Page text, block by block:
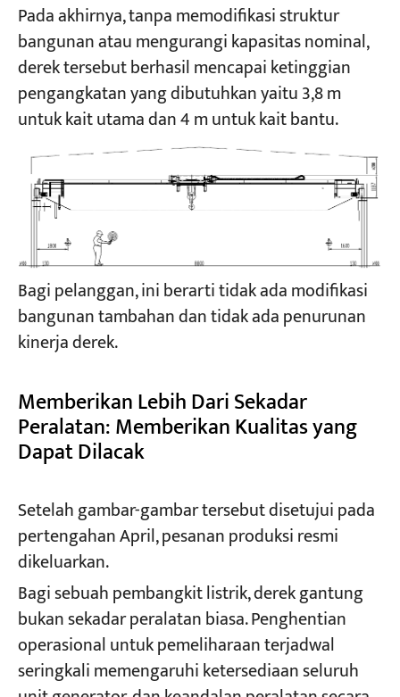
Pada akhirnya, tanpa memodifikasi struktur
bangunan atau mengurangi kapasitas nominal,
derek tersebut berhasil mencapai ketinggian
pengangkatan yang dibutuhkan yaitu 3,8 m
untuk kait utama dan 4 m untuk kait bantu.
Bagi pelanggan, ini berarti tidak ada modifikasi
bangunan tambahan dan tidak ada penurunan
kinerja derek.
Memberikan Lebih Dari Sekadar
Peralatan: Memberikan Kualitas yang
Dapat Dilacak
Setelah gambar-gambar tersebut disetujui pada
pertengahan April, pesanan produksi resmi
dikeluarkan.
Bagi sebuah pembangkit listrik, derek gantung
bukan sekadar peralatan biasa. Penghentian
operasional untuk pemeliharaan terjadwal
seringkali memengaruhi ketersediaan seluruh